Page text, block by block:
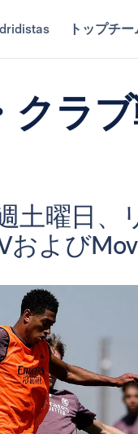
トップチ
クラ
土曜日、
よび